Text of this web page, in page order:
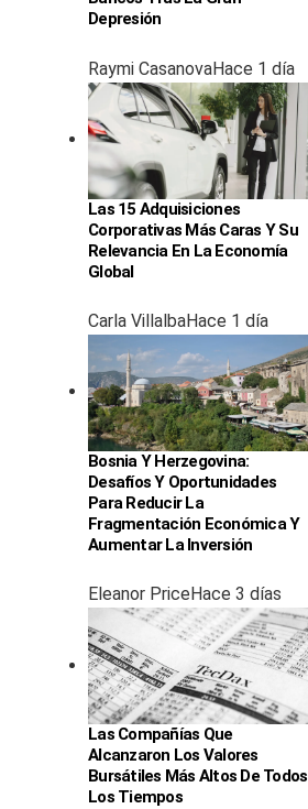
Depresión
Raymi CasanovaHace 1 día
Las 15 Adquisiciones
Corporativas Más Caras Y Su
Relevancia En La Economía
Global
Carla VillalbaHace 1 día
Bosnia Y Herzegovina:
Desafíos Y Oportunidades
Para Reducir La
Fragmentación Económica Y
Aumentar La Inversión
Eleanor Price Hace 3 días
Las Compañías Que
Alcanzaron Los Valores
Bursátiles Más Altos De Todos
Los Tiempos